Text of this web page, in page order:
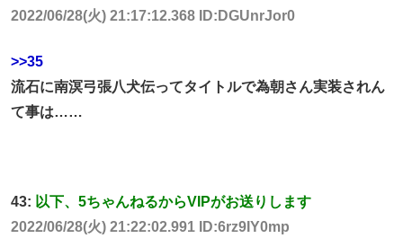
2022/06/28(火) 21:17:12.368 ID:DGUnrJor0
>>35
流石に南溟弓張八犬伝ってタイトルで為朝さん実装されん
て事は……
43: 以下、5ちゃんねるからVIPがお送りします
2022/06/28(火) 21:22:02.991 ID:6rz9IY0mp